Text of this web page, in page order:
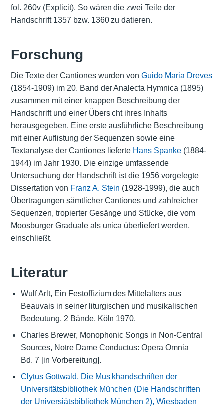
fol. 260v (Explicit). So wären die zwei Teile der
Handschrift 1357 bzw. 1360 zu datieren.
Forschung
Die Texte der Cantiones wurden von Guido Maria Dreves
(1854-1909) im 20. Band der Analecta Hymnica (1895)
zusammen mit einer knappen Beschreibung der
Handschrift und einer Übersicht ihres Inhalts
herausgegeben. Eine erste ausführliche Beschreibung
mit einer Auflistung der Sequenzen sowie eine
Textanalyse der Cantiones lieferte Hans Spanke(1884-
1944) im Jahr 1930. Die einzige umfassende
Untersuchung der Handschrift ist die 1956 vorgelegte
Dissertation von Franz A. Stein (1928-1999), die auch
Übertragungen sämtlicher Cantiones und zahlreicher
Sequenzen, tropierter Gesänge und Stücke, die vom
Moosburger Graduale als unica überliefert werden,
einschließt.
Literatur
Wulf Arlt, Ein Festoffizium des Mittelalters aus
Beauvais in seiner liturgischen und musikalischen
Bedeutung, 2 Bände, Köln 1970.
Charles Brewer, Monophonic Songs in Non-Central
Sources, Notre Dame Conductus: Opera Omnia
Bd. 7 [in Vorbereitung].
Clytus Gottwald, Die Musikhandschriften der
Universitätsbibliothek München (Die Handschriften
der Universiätsbibliothek München 2), Wiesbaden